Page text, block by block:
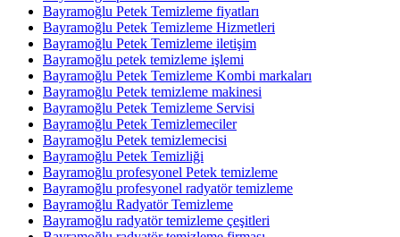
Bayramoğlu Petek Temizleme fiyatları
Bayramoğlu Petek Temizleme Hizmetleri
Bayramoğlu Petek Temizleme iletişim
Bayramoğlu petek temizleme işlemi
Bayramoğlu Petek Temizleme Kombi markaları
Bayramoğlu Petek temizleme makinesi
Bayramoğlu Petek Temizleme Servisi
Bayramoğlu Petek Temizlemeciler
Bayramoğlu Petek temizlemecisi
Bayramoğlu Petek Temizliği
Bayramoğlu profesyonel Petek temizleme
Bayramoğlu profesyonel radyatör temizleme
Bayramoğlu Radyatör Temizleme
Bayramoğlu radyatör temizleme çeşitleri